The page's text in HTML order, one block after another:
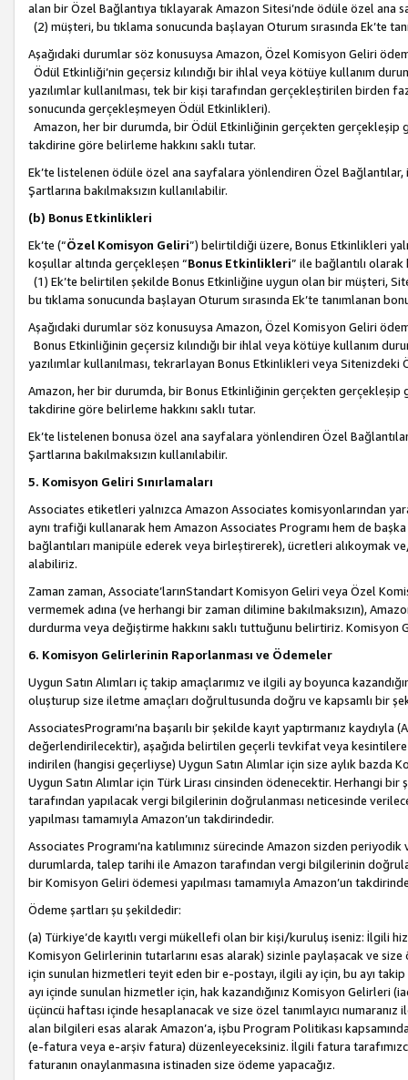
alan bir Özel Bağlantıya tıklayarak Amazon Sitesi’nde ödüle özel ana
(2) müşteri, bu tıklama sonucunda başlayan Oturum sırasında Ek’te
Aşağıdaki durumlar söz konusuysa Amazon, Özel Komisyon Geliri
Ödül Etkinliği’nin geçersiz kılındığı bir ihlal veya kötüye kullanım
yazılımlar kullanılması, tek bir kişi tarafından gerçekleştirilen
sonucunda gerçekleşmeyen Ödül Etkinlikleri).
Amazon, her bir durumda, bir Ödül Etkinliğinin gerçekten gerçekleşip
takdirine göre belirleme hakkını saklı tutar.
Ek’te listelenen ödüle özel ana sayfalara yönlendiren Özel
Şartlarına bakılmaksızın kullanılabilir.
(b) Bonus Etkinlikleri
Ek’te (“Özel Komisyon Geliri”) belirtildiği üzere, Bonus Etkinlikleri
koşullar altında gerçekleşen “Bonus Etkinlikleri” ile bağlantılı olarak
(1) Ek’te belirtilen şekilde Bonus Etkinliğine uygun olan bir müşteri,
bu tıklama sonucunda başlayan Oturum sırasında Ek’te tanımlanan
Aşağıdaki durumlar söz konusuysa Amazon, Özel Komisyon Geliri
Bonus Etkinliğinin geçersiz kılındığı bir ihlal veya kötüye kullanım
yazılımlar kullanılması, tekrarlayan Bonus Etkinlikleri veya
Amazon, her bir durumda, bir Bonus Etkinliğinin gerçekten gerçekleşip
takdirine göre belirleme hakkını saklı tutar.
Ek’te listelenen bonusa özel ana sayfalara yönlendiren Özel
Şartlarına bakılmaksızın kullanılabilir.
5. Komisyon Geliri Sınırlamaları
Associates etiketleri yalnızca Amazon Associates komisyonlarından
aynı trafiği kullanarak hem Amazon Associates Programı hem de
bağlantıları manipüle ederek veya birleştirerek), ücretleri alıkoymak
alabiliriz.
Zaman zaman, Associate’larınStandart Komisyon Geliri veya Özel
vermemek adına (ve herhangi bir zaman dilimine bakılmaksızın),
durdurma veya değiştirme hakkını saklı tuttuğunu belirtiriz. Komisyon
6. Komisyon Gelirlerinin Raporlanması ve Ödemeler
Uygun Satın Alımları iç takip amaçlarımız ve ilgili ay boyunca
oluşturup size iletme amaçları doğrultusunda doğru ve kapsamlı bir
AssociatesProgramı’na başarılı bir şekilde kayıt yaptırmanız
değerlendirilecektir), aşağıda belirtilen geçerli tevkifat veya
indirilen (hangisi geçerliyse) Uygun Satın Alımlar için size aylık
Uygun Satın Alımlar için Türk Lirası cinsinden ödenecektir. Herhangi
tarafından yapılacak vergi bilgilerinin doğrulanması neticesinde
yapılması tamamıyla Amazon’un takdirindedir.
Associates Programı’na katılımınız sürecinde Amazon sizden
durumlarda, talep tarihi ile Amazon tarafından vergi bilgilerinin
bir Komisyon Geliri ödemesi yapılması tamamıyla Amazon’un
Ödeme şartları şu şekildedir:
(a) Türkiye’de kayıtlı vergi mükellefi olan bir kişi/kuruluş iseniz: İlgili
Komisyon Gelirlerinin tutarlarını esas alarak) sizinle paylaşacak ve
için sunulan hizmetleri teyit eden bir e-postayı, ilgili ay için, bu ayı
ayı içinde sunulan hizmetler için, hak kazandığınız Komisyon Gelirleri
üçüncü haftası içinde hesaplanacak ve size özel tanımlayıcı
alan bilgileri esas alarak Amazon’a, işbu Program Politikası
(e-fatura veya e-arşiv fatura) düzenleyeceksiniz. İlgili fatura
faturanın onaylanmasına istinaden size ödeme yapacağız.